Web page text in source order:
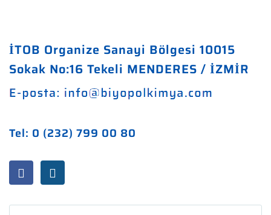
İTOB Organize Sanayi Bölgesi 10015
Sokak No:16 Tekeli MENDERES / İZMİR
Tel: 0 (232) 799 00 80